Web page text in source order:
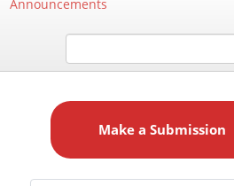
Announcements
a
Make a Submission